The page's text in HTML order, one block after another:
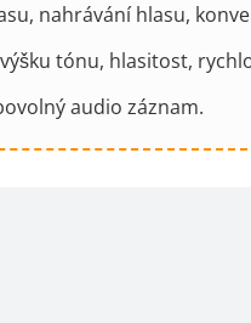
nahrávání hlasu,
tónu, hlasitost,
audio záznam.